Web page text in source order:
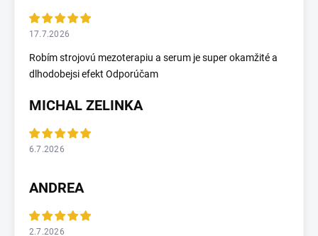
17.7.2026
Robím strojovú mezoterapiu a serum je super okamžité a
dlhodobejsi efekt Odporúčam
MICHAL ZELINKA
6.7.2026
ANDREA
2.7.2026